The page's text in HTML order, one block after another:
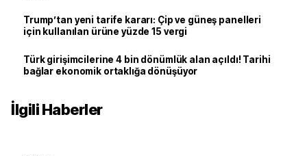
Trump’tan yeni tarife kararı: Çip ve güneş panelleri
için kullanılan ürüne yüzde 15 vergi
Türk girişimcilerine 4 bin dönümlük alan açıldı! Tarihi
bağlar ekonomik ortaklığa dönüşüyor
İlgili Haberler